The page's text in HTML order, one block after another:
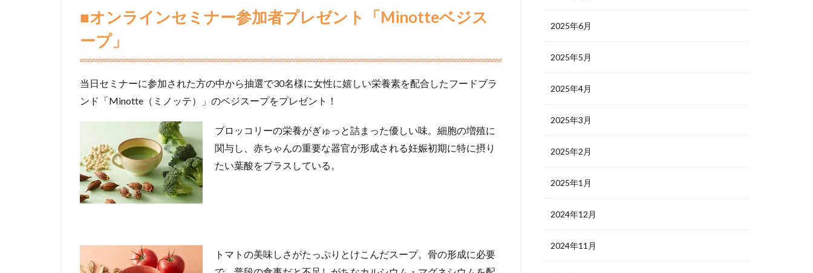
■オンラインセミナー参加者プレゼント「Minotteベジス
ープ」
当日セミナーに参加された方の中から抽選で30名様に女性に嬉しい栄養素を配合したフードブラ
ンド「Minotte（ミノッテ）」のベジスープをプレゼント！
ブロッコリーの栄養がぎゅっと詰まった優しい味。細胞の増殖に
関与し、赤ちゃんの重要な器官が形成される妊娠初期に特に摂り
たい葉酸をプラスしている。
トマトの美味しさがたっぷりとけこんだスープ。骨の形成に必要
2025年6月
2025年5月
2025年4月
2025年3月
2025年2月
2025年1月
2024年12月
2024年11月